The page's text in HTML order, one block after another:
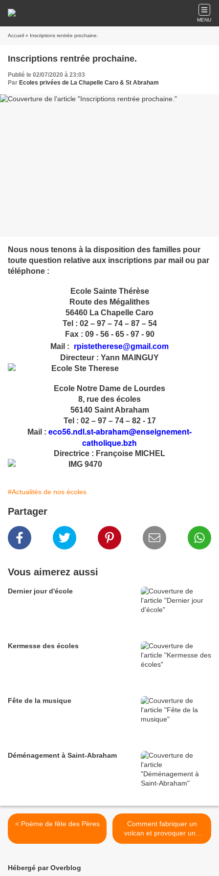
MENU
Accueil » Inscriptions rentrée prochaine.
Inscriptions rentrée prochaine.
Publié le 02/07/2020 à 23:03
Par Ecoles privées de La Chapelle Caro & St Abraham
Nous nous tenons à la disposition des familles pour
toute question relative aux inscriptions par mail ou par
téléphone :
Ecole Sainte Thérèse
Route des Mégalithes
56460 La Chapelle Caro
Tel : 02 – 97 – 74 – 87 – 54
Fax : 09 - 56 - 65 - 97 - 90
Mail :
rpistetherese@gmail.com
Directeur : Yann MAINGUY
Ecole Notre Dame de Lourdes
8, rue des écoles
56140 Saint Abraham
Tel : 02 – 97 – 74 – 82 - 17
Mail : eco56.ndl.st-abraham@enseignement-
catholique.bzh
Directrice : Françoise MICHEL
#Actualités de nos écoles
Partager
Vous aimerez aussi
Dernier jour d'école
Kermesse des écoles
Fête de la musique
Déménagement à Saint-Abraham
< Poème de fête des Pères
Comment fabriquer un
volcan et provoquer une
éruption volcanique. >
Hébergé par Overblog